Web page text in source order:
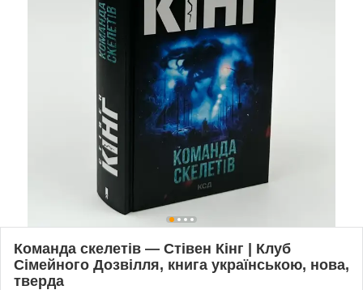
Команда скелетів — Стівен Кінг | Клуб
Сімейного Дозвілля, книга українською, нова,
тверда